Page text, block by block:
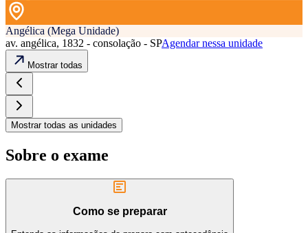
Angélica (Mega Unidade)
av. angélica, 1832 - consolação - SPAgendar nessa unidade
Mostrar todas
Mostrar todas as unidades
Sobre o exame
Como se preparar